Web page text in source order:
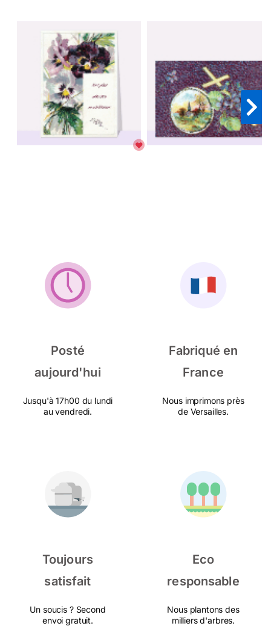
Posté
aujourd'hui
Jusqu'à 17h00 du lundi
au vendredi.
Fabriqué en
France
Nous imprimons près
de Versailles.
Toujours
satisfait
Un soucis ? Second
envoi gratuit.
Eco
responsable
Nous plantons des
milliers d'arbres.